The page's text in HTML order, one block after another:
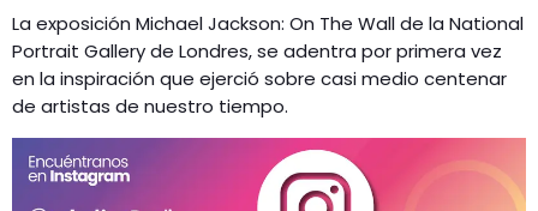
La exposición Michael Jackson: On The Wall de la National
Portrait Gallery de Londres, se adentra por primera vez
en la inspiración que ejerció sobre casi medio centenar
de artistas de nuestro tiempo.